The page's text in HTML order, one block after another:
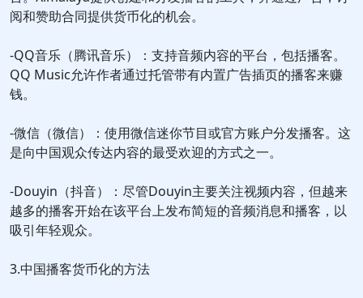
阅和赞助合同提供货币化的机会。
-QQ音乐（腾讯音乐）：支持音频内容的平台，包括播客。
QQ Music允许作者通过托管带有内置广告插页的播客来赚
钱。
-微信（微信）：使用微信迷你节目或官方账户分发播客。这
是向中国观众传达内容的最受欢迎的方式之一。
-Douyin（抖音）：尽管Douyin主要关注视频内容，但越来
越多的播客开始在该平台上发布简短的音频消息和播客，以
吸引年轻观众。
3.中国播客货币化的方法